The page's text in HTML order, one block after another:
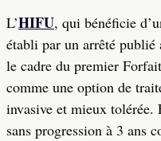
L’HIFU, qui bénéficie
établi par un arrêté
le cadre du premier
comme une option de
invasive et mieux tolérée.
sans progression à 3 ans